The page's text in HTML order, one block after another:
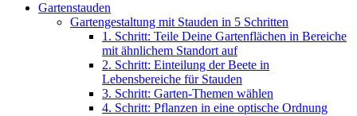
Gartenstauden
Gartengestaltung mit Stauden in 5 Schritten
1. Schritt: Teile Deine Gartenflächen in Bereiche
mit ähnlichem Standort auf
2. Schritt: Einteilung der Beete in
Lebensbereiche für Stauden
3. Schritt: Garten-Themen wählen
4. Schritt: Pflanzen in eine optische Ordnung